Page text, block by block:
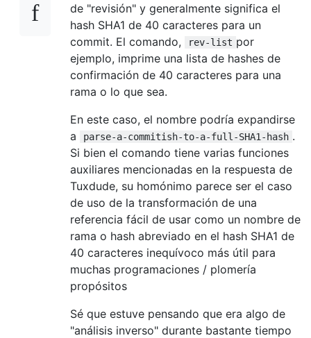
de "revisión" y generalmente significa el
hash SHA1 de 40 caracteres para un
commit. El comando,
rev-list por
ejemplo, imprime una lista de hashes de
confirmación de 40 caracteres para una
rama o lo que sea.
En este caso, el nombre podría expandirse
a
parse-a-commitish-to-a-full-SHA1-hash .
Si bien el comando tiene varias funciones
auxiliares mencionadas en la respuesta de
Tuxdude, su homónimo parece ser el caso
de uso de la transformación de una
referencia fácil de usar como un nombre de
rama o hash abreviado en el hash SHA1 de
40 caracteres inequívoco más útil para
muchas programaciones / plomería
propósitos
Sé que estuve pensando que era algo de
"análisis inverso" durante bastante tiempo